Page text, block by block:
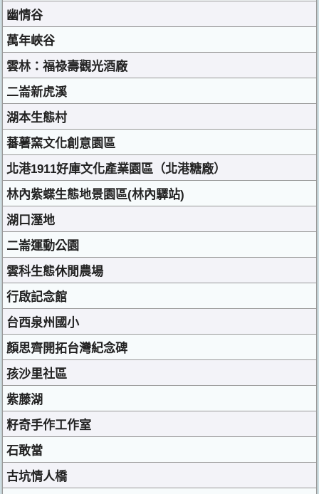
幽情谷
萬年峽谷
雲林：福祿壽觀光酒廠
二崙新虎溪
湖本生態村
蕃薯窯文化創意園區
北港1911好庫文化產業園區（北港糖廠）
林內紫蝶生態地景園區(林內驛站)
湖口溼地
二崙運動公園
雲科生態休閒農場
行啟記念館
台西泉州國小
顏思齊開拓台灣紀念碑
孩沙里社區
紫藤湖
籽奇手作工作室
石敢當
古坑情人橋